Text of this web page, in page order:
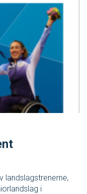
landslagstrenerne,
i